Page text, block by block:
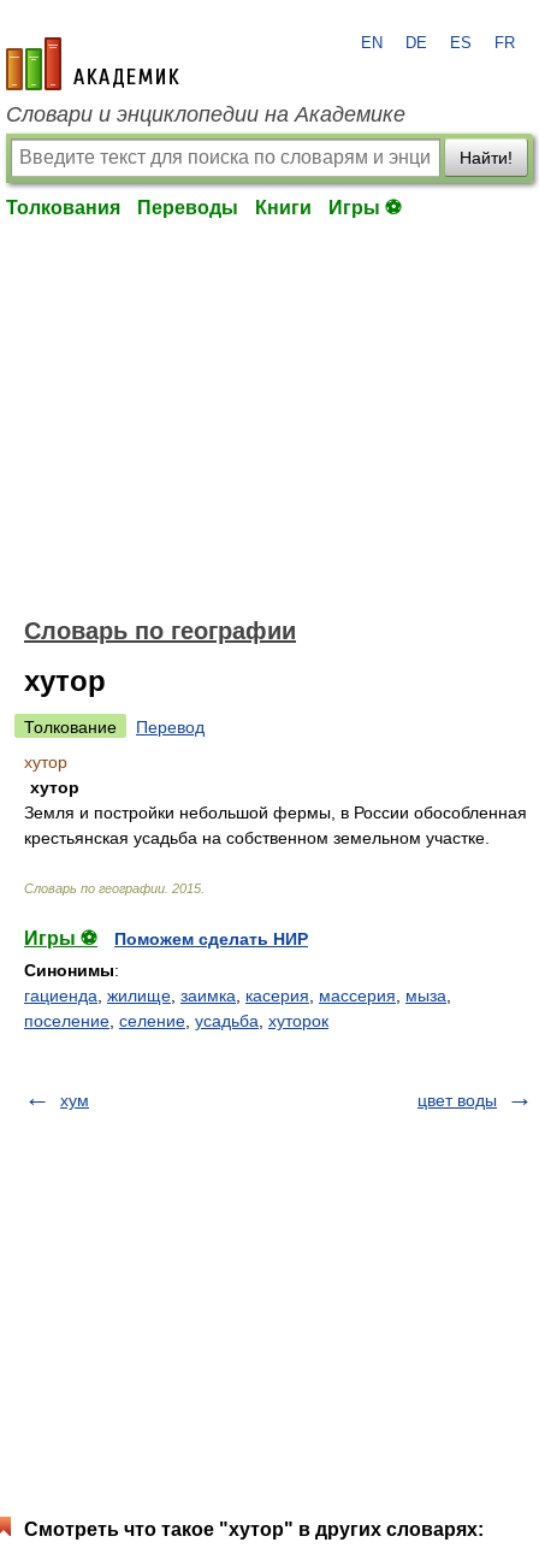
academic.ru
EN DE ES FR
Словари и энциклопедии на Академике
Найти!
Толкования Переводы Книги Игры ⚽
Словарь по географии
хутор
Толкование
Перевод
хутор
хутор
Земля и постройки небольшой фермы, в России обособленная
крестьянская усадьба на собственном земельном участке.
Словарь по географии 2015
Игры ⚽
Поможем сделать НИР
Синонимы:
гациенда жилище заимка касерия массерия мыза
поселение селение усадьба хуторок
хум цвет воды
Смотреть что такое "хутор" в других словарях: